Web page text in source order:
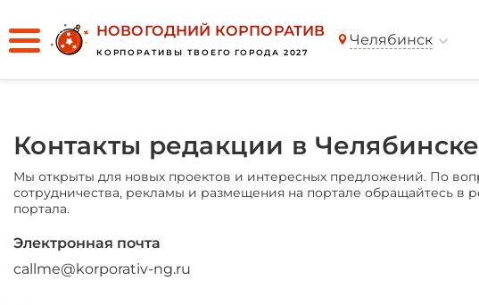
НОВОГОДНИЙ КОРПОРАТИВ
КОРПОРАТИВЫ ТВОЕГО ГОРОДА 2027
Челябинск
Контакты редакции в Челябинске
Мы открыты для новых проектов и интересных предложений. По
сотрудничества, рекламы и размещения на портале обращайтесь в
портала.
Электронная почта
callme@korporativ-ng.ru